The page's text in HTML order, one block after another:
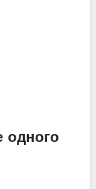
одного